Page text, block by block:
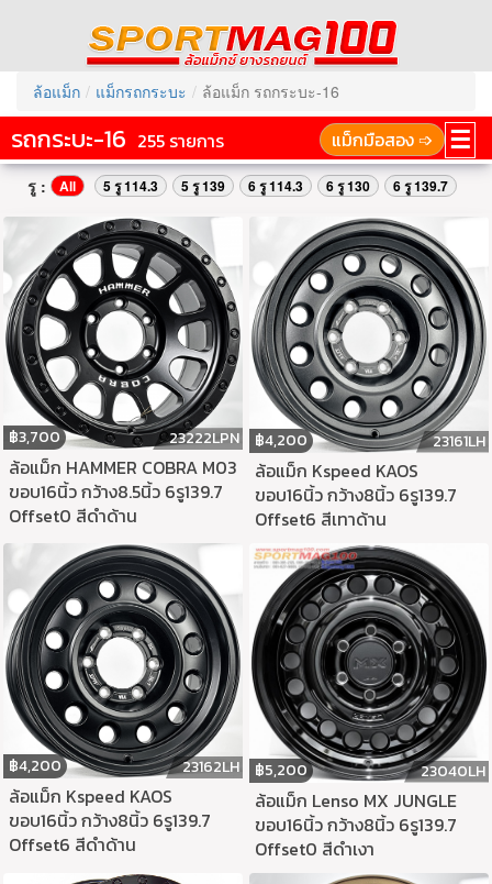
ล้อแม็ก แม็กรถกระบะ ล้อแม็ก รถกระบะ-16
☰
รถกระบะ-16 แม็กมือสอง ➩
255 รายการ
รู : All 5 รู 114.3 5 รู 139 6 รู 114.3 6 รู 130 6 รู 139.7
฿3,700 23222LPN
ล้อแม็ก HAMMER COBRA M03
ขอบ16นิ้ว กว้าง8.5นิ้ว 6รู139.7
Offset0 สีดำด้าน
฿4,200 23161LH
ล้อแม็ก Kspeed KAOS
ขอบ16นิ้ว กว้าง8นิ้ว 6รู139.7
Offset6 สีเทาด้าน
฿4,200 23162LH
ล้อแม็ก Kspeed KAOS
ขอบ16นิ้ว กว้าง8นิ้ว 6รู139.7
Offset6 สีดำด้าน
฿5,200 23040LH
ล้อแม็ก Lenso MX JUNGLE
ขอบ16นิ้ว กว้าง8นิ้ว 6รู139.7
Offset0 สีดำเงา